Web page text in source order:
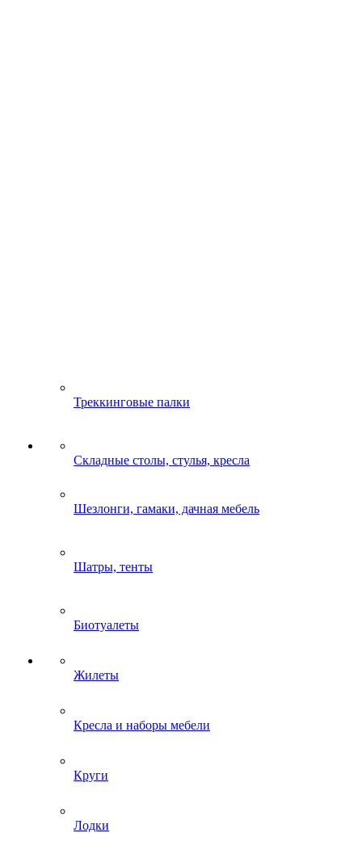
Треккинговые палки
Складные столы, стулья, кресла
Шезлонги, гамаки, дачная мебель
Шатры, тенты
Биотуалеты
Жилеты
Кресла и наборы мебели
Круги
Лодки